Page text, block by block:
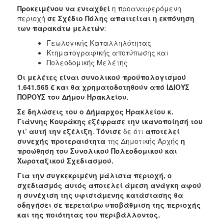
2010
2006
ΤΟΠΟΣ
ΠΟΛΙΤΙΣΜΟΣ
ΑΝΘΕΚΤΙΚΗ
ΠΟΛΗ
Προκειμένου να ενταχθεί η προαναφερόμενη
περιοχή σε Σχέδιο Πόλης απαιτείται η εκπόνηση
των παρακάτω μελετών:
Γεωλογικής Καταλληλότητας
Κτηματογραφικής αποτύπωσης και
Πολεοδομικής Μελέτης
Οι μελέτες είναι συνολικού προϋπολογισμού
1.641.565 € και θα χρηματοδοτηθούν από ΙΔΙΟΥΣ
ΠΟΡΟΥΣ του Δήμου Ηρακλείου.
Σε δηλώσεις του ο Δήμαρχος Ηρακλείου κ.
Γιάννης Κουράκης εξέφρασε την ικανοποίησή του
γι’ αυτή την εξέλιξη. Τόνισε δε ότι αποτελεί
συνεχής προτεραιότητα της Δημοτικής Αρχής η
προώθηση του Συνολικού Πολεοδομικού και
Χωροταξικού Σχεδιασμού.
Για την συγκεκριμένη μάλιστα περιοχή, ο
σχεδιασμός αυτός αποτελεί άμεση ανάγκη αφού
η συνέχιση της υφιστάμενης κατάστασης θα
οδηγήσει σε περεταίρω υποβάθμιση της περιοχής
και της ποιότητας του περιβάλλοντος.